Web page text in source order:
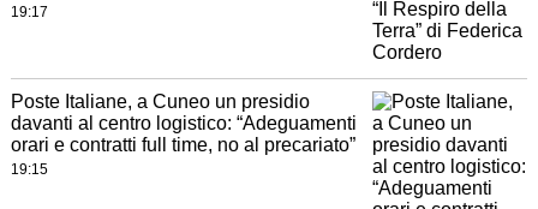
19:17
Poste Italiane, a Cuneo un presidio
davanti al centro logistico: “Adeguamenti
orari e contratti full time, no al precariato”
19:15